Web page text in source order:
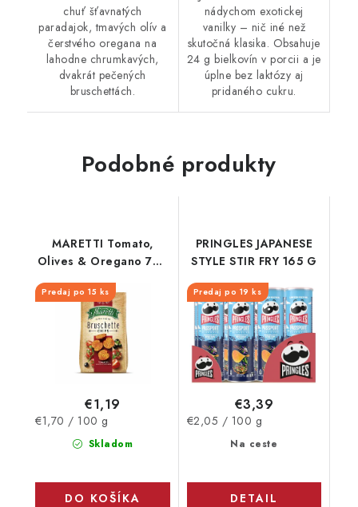
chuť šťavnatých
paradajok, tmavých olív a
čerstvého oregana na
lahodne chrumkavých,
dvakrát pečených
bruschettách.
nádychom exotickej
vanilky – nič iné než
skutočná klasika. Obsahuje
24 g bielkovín v porcii a je
úplne bez laktózy aj
pridaného cukru.
Podobné produkty
MARETTI Tomato,
Olives & Oregano 70g
CZSK
Predaj po 15 ks
Skladom
€1,19
Jednotková
€1,70 / 100 g
DO KOŠÍKA
PRINGLES JAPANESE
STYLE STIR FRY 165 G
Predaj po 19 ks
Na ceste
€3,39
Jednotková
€2,05 / 100 g
DETAIL